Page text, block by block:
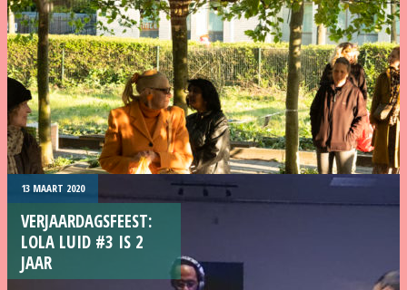
13 MAART 2020
VERJAARDAGSFEEST:
LOLA LUID #3 IS 2
JAAR